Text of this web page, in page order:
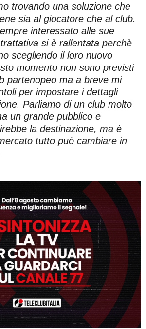
trovando una soluzione che
sia al giocatore che al club.
interessato alle sue
si è rallentata perchè
scegliendo il loro nuovo
momento non sono previsti
partenopeo ma a breve mi
per impostare i dettagli
Parliamo di un club molto
un grande pubblico e
la destinazione, ma è
tutto può cambiare in